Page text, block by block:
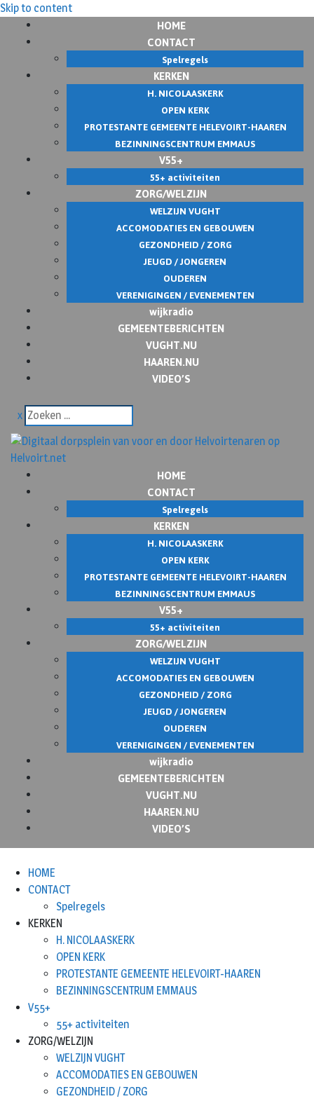
Skip to content
HOME
CONTACT
Spelregels
KERKEN
H. NICOLAASKERK
OPEN KERK
PROTESTANTE GEMEENTE HELEVOIRT-HAAREN
BEZINNINGSCENTRUM EMMAUS
V55+
55+ activiteiten
ZORG/WELZIJN
WELZIJN VUGHT
ACCOMODATIES EN GEBOUWEN
GEZONDHEID / ZORG
JEUGD / JONGEREN
OUDEREN
VERENIGINGEN / EVENEMENTEN
wijkradio
GEMEENTEBERICHTEN
VUGHT.NU
HAAREN.NU
VIDEO’S
x
HOME
CONTACT
Spelregels
KERKEN
H. NICOLAASKERK
OPEN KERK
PROTESTANTE GEMEENTE HELEVOIRT-HAAREN
BEZINNINGSCENTRUM EMMAUS
V55+
55+ activiteiten
ZORG/WELZIJN
WELZIJN VUGHT
ACCOMODATIES EN GEBOUWEN
GEZONDHEID / ZORG
JEUGD / JONGEREN
OUDEREN
VERENIGINGEN / EVENEMENTEN
wijkradio
GEMEENTEBERICHTEN
VUGHT.NU
HAAREN.NU
VIDEO’S
HOME
CONTACT
Spelregels
KERKEN
H. NICOLAASKERK
OPEN KERK
PROTESTANTE GEMEENTE HELEVOIRT-HAAREN
BEZINNINGSCENTRUM EMMAUS
V55+
55+ activiteiten
ZORG/WELZIJN
WELZIJN VUGHT
ACCOMODATIES EN GEBOUWEN
GEZONDHEID / ZORG